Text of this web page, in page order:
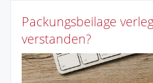
Packungsbeilage
verstanden?